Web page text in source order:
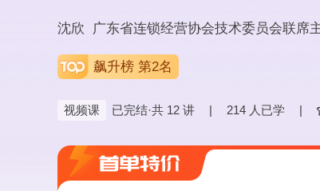
沈欣 广东省连锁经营协会技术委员会联席
飙升榜 第2名
视频课 已完结·共 12 讲 | 214 人已学 |